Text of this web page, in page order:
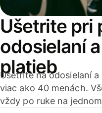
Ušetrite pri
odosielaní
platieb
Ušetrite na odosielaní
viac ako 40 menách.
vždy po ruke na